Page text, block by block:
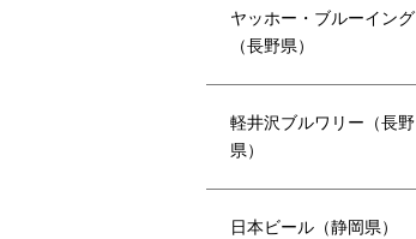
ヤッホー・ブルーイング
（長野県）
軽井沢ブルワリー（長野
県）
日本ビール（静岡県）